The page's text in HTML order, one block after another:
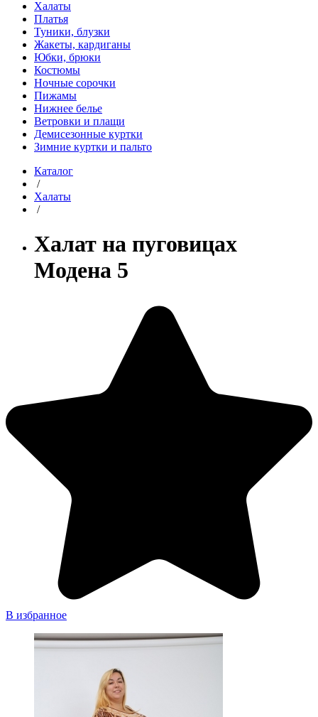
Халаты
Платья
Туники, блузки
Жакеты, кардиганы
Юбки, брюки
Костюмы
Ночные сорочки
Пижамы
Нижнее белье
Ветровки и плащи
Демисезонные куртки
Зимние куртки и пальто
Каталог
/
Халаты
/
Халат на пуговицах
Модена 5
В избранное